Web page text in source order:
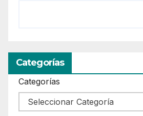
Categorías
Categorías